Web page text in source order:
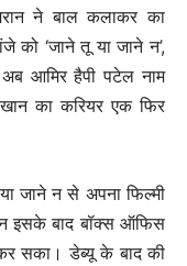
ने बाल कलाकर का
को ‘जाने तू या जाने न’,
अब आमिर हैपी पटेल नाम
का करियर एक फिर
जाने न से अपना फिल्मी
इसके बाद बॉक्स ऑफिस
सका। डेब्यू के बाद की